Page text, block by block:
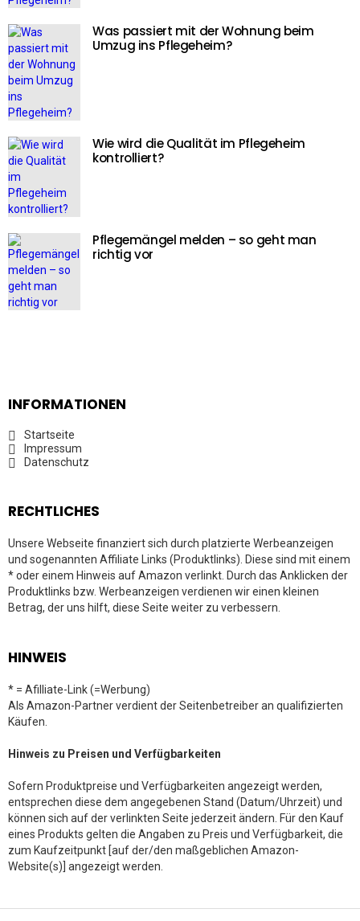
Was passiert mit der Wohnung beim
Umzug ins Pflegeheim?
Wie wird die Qualität im Pflegeheim
kontrolliert?
Pflegemängel melden – so geht man
richtig vor
INFORMATIONEN
Startseite
Impressum
Datenschutz
RECHTLICHES
Unsere Webseite finanziert sich durch platzierte Werbeanzeigen
und sogenannten Affiliate Links (Produktlinks). Diese sind mit einem
* oder einem Hinweis auf Amazon verlinkt. Durch das Anklicken der
Produktlinks bzw. Werbeanzeigen verdienen wir einen kleinen
Betrag, der uns hilft, diese Seite weiter zu verbessern.
HINWEIS
* = Afilliate-Link (=Werbung)
Als Amazon-Partner verdient der Seitenbetreiber an qualifizierten
Käufen.
Hinweis zu Preisen und Verfügbarkeiten
Sofern Produktpreise und Verfügbarkeiten angezeigt werden,
entsprechen diese dem angegebenen Stand (Datum/Uhrzeit) und
können sich auf der verlinkten Seite jederzeit ändern. Für den Kauf
eines Produkts gelten die Angaben zu Preis und Verfügbarkeit, die
zum Kaufzeitpunkt [auf der/den maßgeblichen Amazon-
Website(s)] angezeigt werden.